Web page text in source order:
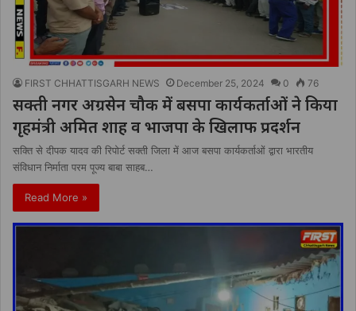
FIRST CHHATTISGARH NEWS December 25, 2024 0 76
सक्ती नगर अग्रसेन चौक में बसपा कार्यकर्ताओं ने किया
गृहमंत्री अमित शाह व भाजपा के खिलाफ प्रदर्शन
सक्ति से दीपक यादव की रिपोर्ट सक्ती जिला में आज बसपा कार्यकर्ताओं द्वारा भारतीय
संविधान निर्माता परम पूज्य बाबा साहब…
Read More »